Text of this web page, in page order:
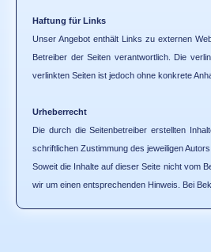
Haftung für Links
Unser Angebot enthält Links zu externen
Betreiber der Seiten verantwortlich. Die
verlinkten Seiten ist jedoch ohne konkrete
Urheberrecht
Die durch die Seitenbetreiber erstellten
schriftlichen Zustimmung des jeweiligen
Soweit die Inhalte auf dieser Seite nicht vom
wir um einen entsprechenden Hinweis. Bei